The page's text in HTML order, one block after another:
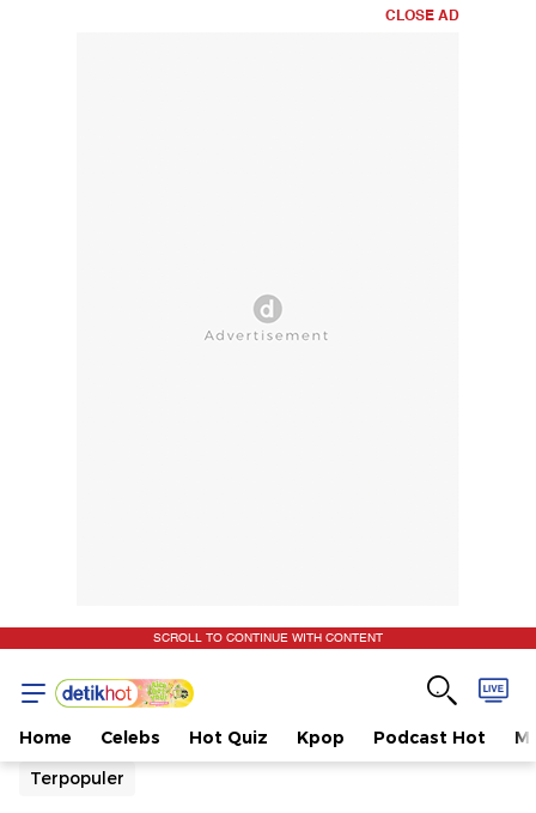
CLOSE AD
SCROLL TO CONTINUE WITH CONTENT
Home Celebs Hot Quiz Kpop Podcast Hot
Terpopuler